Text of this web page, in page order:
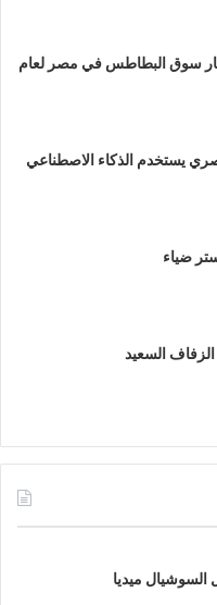
سوق البطاطس في مصر لعام
يستخدم الذكاء الاصطناعي
ضياء
السعيد
ميديا